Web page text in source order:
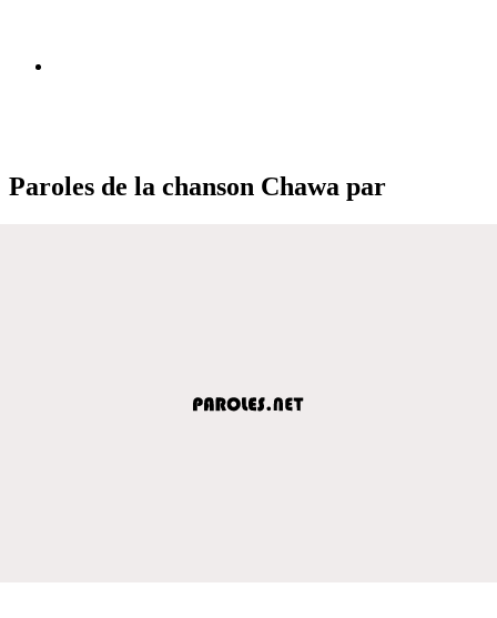
Paroles de la chanson Chawa par